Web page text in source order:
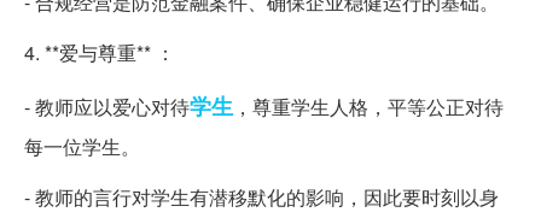
4. **爱与尊重** ：
- 教师应以爱心对待学生 ，尊重学生人格，平等公正对待
每一位学生。
- 教师的言行对学生有潜移默化的影响，因此要时刻以身